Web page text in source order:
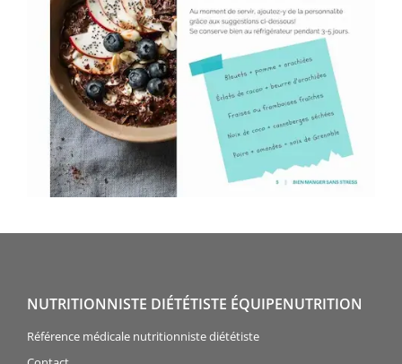
NUTRITIONNISTE DIÉTÉTISTE ÉQUIPENUTRITION
Référence médicale nutritionniste diététiste